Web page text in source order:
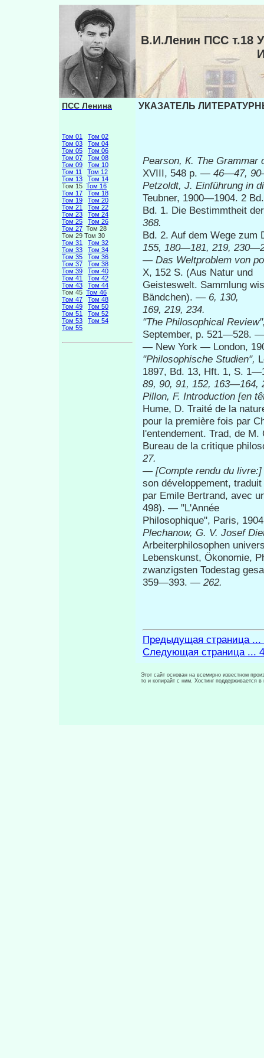
В.И.Ленин ПСС т.18
ПСС Ленина
Том 01
Том 02
Том 03
Том 04
Том 05
Том 06
Том 07
Том 08
Том 09
Том 10
Том 11
Том 12
Том 13
Том 14
Том 15 Том 16
Том 17
Том 18
Том 19
Том 20
Том 21
Том 22
Том 23
Том 24
Том 25
Том 26
Том 27 Том 28
Том 29 Том 30
Том 31
Том 32
Том 33
Том 34
Том 35
Том 36
Том 37
Том 38
Том 39
Том 40
Том 41
Том 42
Том 43
Том 44
Том 45 Том 46
Том 47
Том 48
Том 49
Том 50
Том 51
Том 52
Том 53
Том 54
Том 55
УКАЗАТЕЛЬ
Pearson, К. The Grammar
XVIII, 548 p. — 46—47,
Petzoldt, J. Einführung in
Teubner, 1900—1904. 2
Bd. 1. Die Bestimmtheit
368.
Bd. 2. Auf dem Wege zum
155, 180—181, 219,
— Das Weltproblem von
X, 152 S. (Aus Natur und
Geisteswelt. Sammlung
Bändchen). — 6, 130,
169, 219, 234.
"The Philosophical
September, p. 521—528.
— New York — London,
"Philosophische Studien",
1897, Bd. 13, Hft. 1, S.
89, 90, 91, 152, 163—164,
Pillon, F. Introduction [en
Hume, D. Traité de la
pour la première fois par
l'entendement. Trad, de
Bureau de la critique
27.
— [Compte rendu du livre:]
son développement, traduit
par Emile Bertrand, avec
498). — "L'Année
Philosophique", Paris,
Plechanow, G. V. Josef
Arbeiterphilosophen
Lebenskunst, Ökonomie,
zwanzigsten Todestag
359—393. — 262.
Предыдущая страница ...
Следующая страница ...
Этот сайт основан на всемирно известном
то и копирайт с ним. Хостинг поддерживается